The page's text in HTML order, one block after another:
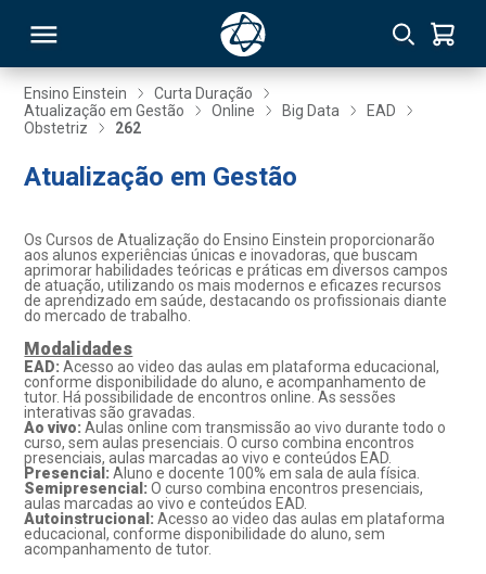
Ensino Einstein
Curta Duração
Atualização em Gestão
Online Big Data
EAD
Obstetriz
262
Atualização em Gestão
Os Cursos de Atualização do Ensino Einstein proporcionarão
aos alunos experiências únicas e inovadoras, que buscam
aprimorar habilidades teóricas e práticas em diversos campos
de atuação, utilizando os mais modernos e eficazes recursos
de aprendizado em saúde, destacando os profissionais diante
do mercado de trabalho.
Modalidades
EAD:Acesso ao video das aulas em plataforma educacional,
conforme disponibilidade do aluno, e acompanhamento de
tutor. Há possibilidade de encontros online. As sessões
interativas são gravadas.
Ao vivo: Aulas online com transmissão ao vivo durante todo o
curso, sem aulas presenciais. O curso combina encontros
presenciais, aulas marcadas ao vivo e conteúdos EAD.
Presencial:Aluno e docente 100% em sala de aula física.
Semipresencial:O curso combina encontros presenciais,
aulas marcadas ao vivo e conteúdos EAD.
Autoinstrucional:Acesso ao video das aulas em plataforma
educacional, conforme disponibilidade do aluno, sem
acompanhamento de tutor.